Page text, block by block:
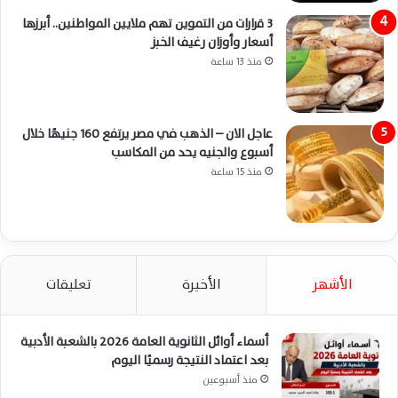
3 قرارات من التموين تهم ملايين المواطنين.. أبرزها
أسعار وأوزان رغيف الخبز
منذ 13 ساعة
عاجل الان – الذهب في مصر يرتفع 160 جنيهًا خلال
أسبوع والجنيه يحد من المكاسب
منذ 15 ساعة
الأشهر الأخيرة تعليقات
أسماء أوائل الثانوية العامة 2026 بالشعبة الأدبية
بعد اعتماد النتيجة رسميًا اليوم
منذ أسبوعين